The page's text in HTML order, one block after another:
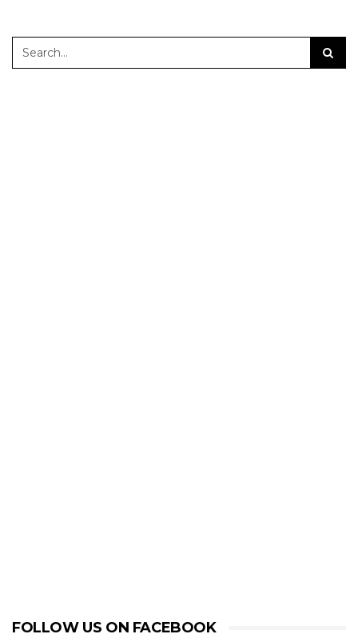
FOLLOW US ON FACEBOOK